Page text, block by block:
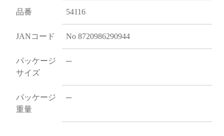
品番 54116
JANコード No 8720986290944
パッケージ
サイズ
─
パッケージ
重量
─